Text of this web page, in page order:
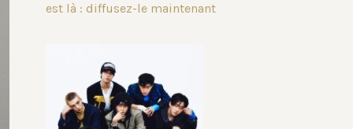
est là : diffusez-le maintenant